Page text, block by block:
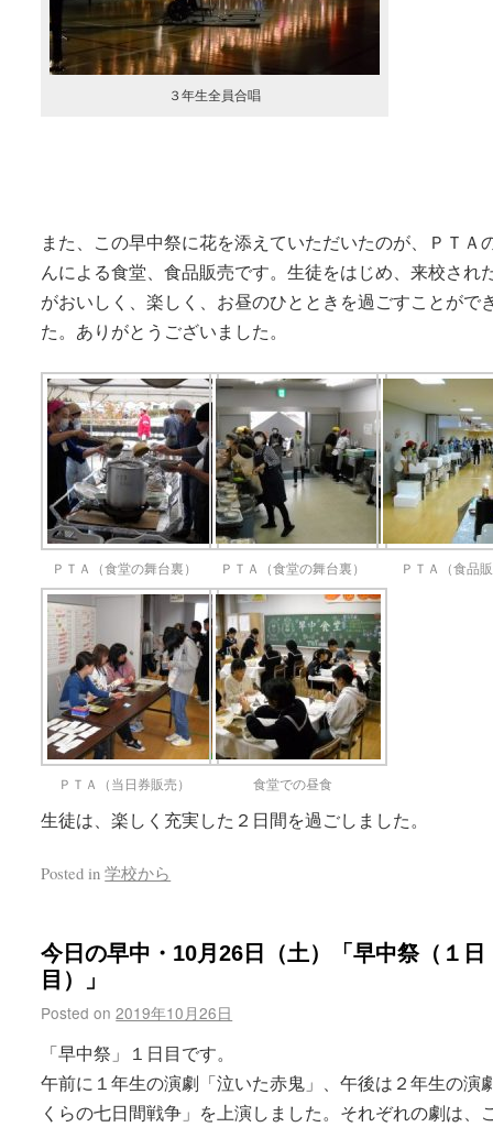
３年生全員合唱
また、この早中祭に花を添えていただいたのが、ＰＴＡ
んによる食堂、食品販売です。生徒をはじめ、来校され
がおいしく、楽しく、お昼のひとときを過ごすことがで
た。ありがとうございました。
ＰＴＡ（食堂の舞台裏） ＰＴＡ（食堂の舞台裏） ＰＴＡ（食品
ＰＴＡ（当日券販売） 食堂での昼食
生徒は、楽しく充実した２日間を過ごしました。
Posted in 学校から
今日の早中・10月26日（土）「早中祭（１日
目）」
Posted on 2019年10月26日
「早中祭」１日目です。
午前に１年生の演劇「泣いた赤鬼」、午後は２年生の演
くらの七日間戦争」を上演しました。それぞれの劇は、